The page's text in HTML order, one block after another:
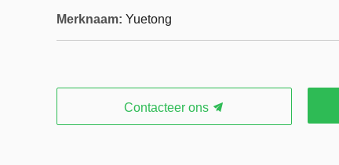
Merknaam: Yuetong
Contacteer ons